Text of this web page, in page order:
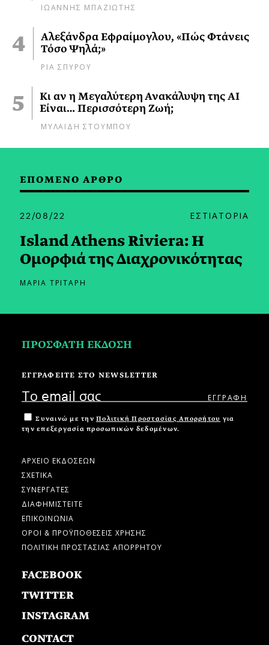
ΙΩΑΝΝΗΣ ΜΠΑΖΙΩΤΗΣ
Αλεξάνδρα Εφραίμογλου, «Πώς Φτάνεις
Τόσο Ψηλά;»
ΡΙΑ ΣΠΥΡΟΥ
Κι αν η Μεγαλύτερη Ανακάλυψη της AI
Είναι… Περισσότερη Ζωή;
ΜΥΛΑΙΔΗ ΣΤΟΥΜΠΟΥ
ΕΠΟΜΕΝΟ ΑΡΘΡΟ
22/08/22 ΕΣΤΙΑΤΟΡΙΑ
Island Athens Riviera: Η
Ομορφιά της Διαχρονικότητας
ΜΑΡΙΑ ΤΡΙΤΑΡΗ
ΠΡΟΣΦΑΤΗ ΕΚΔΟΣΗ
ΕΓΓΡΑΦΕΙΤΕ ΣΤΟ NEWSLETTER
Συναινώ με την Πολιτική Προστασίας Απορρήτου για
την επεξεργασία προσωπικών δεδομένων.
ΑΡΧΕΙΟ ΕΚΔΟΣΕΩΝ
ΣΧΕΤΙΚΑ
ΣΥΝΕΡΓΑΤΕΣ
ΔΙΑΦΗΜΙΣΤΕΙΤΕ
ΕΠΙΚΟΙΝΩΝΙΑ
ΟΡΟΙ & ΠΡΟΫΠΟΘΕΣΕΙΣ ΧΡΗΣΗΣ
ΠΟΛΙΤΙΚΗ ΠΡΟΣΤΑΣΙΑΣ ΑΠΟΡΡΗΤΟΥ
FACEBOOK
TWITTER
INSTAGRAM
CONTACT